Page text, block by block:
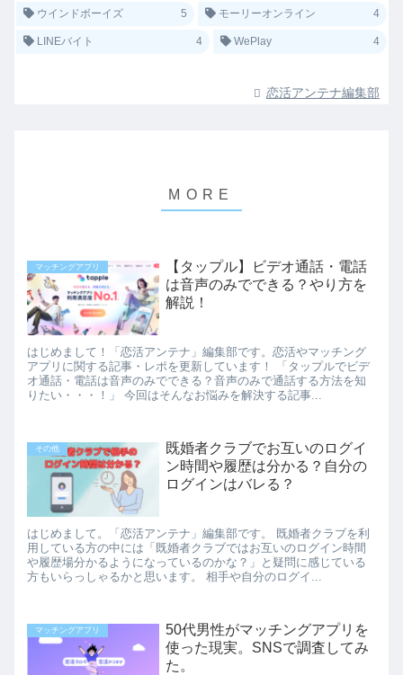
ウインドボーイズ 5 モーリーオンライン 4
LINEバイト 4 WePlay 4
恋活アンテナ編集部
マッチングアプリ
【タップル】ビデオ通話・電話
は音声のみでできる？やり方を
解説！
はじめまして！「恋活アンテナ」編集部です。恋活やマッチング
アプリに関する記事・レポを更新しています！ 「タップルでビデ
オ通話・電話は音声のみでできる？音声のみで通話する方法を知
りたい・・・！」 今回はそんなお悩みを解決する記事...
その他
既婚者クラブでお互いのログイ
ン時間や履歴は分かる？自分の
ログインはバレる？
はじめまして。「恋活アンテナ」編集部です。 既婚者クラブを利
用している方の中には「既婚者クラブではお互いのログイン時間
や履歴場分かるようになっているのかな？」と疑問に感じている
方もいらっしゃるかと思います。 相手や自分のログイ...
マッチングアプリ
50代男性がマッチングアプリを
使った現実。SNSで調査してみ
た。